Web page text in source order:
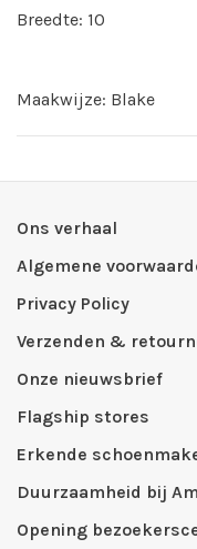
Breedte: 10
Maakwijze: Blake
Ons verhaal
Algemene
Privacy Policy
Verzenden &
Onze nieuwsbrief
Flagship stores
Erkende
Duurzaamheid bij
Opening